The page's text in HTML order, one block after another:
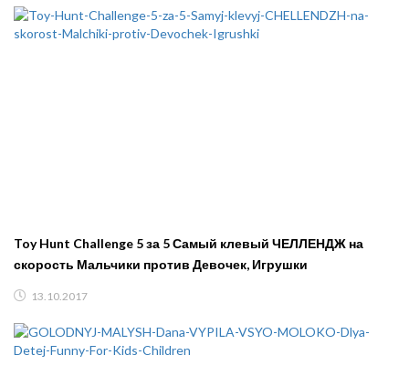
Toy Hunt Challenge 5 за 5 Самый клевый ЧЕЛЛЕНДЖ на
скорость Мальчики против Девочек, Игрушки
13.10.2017